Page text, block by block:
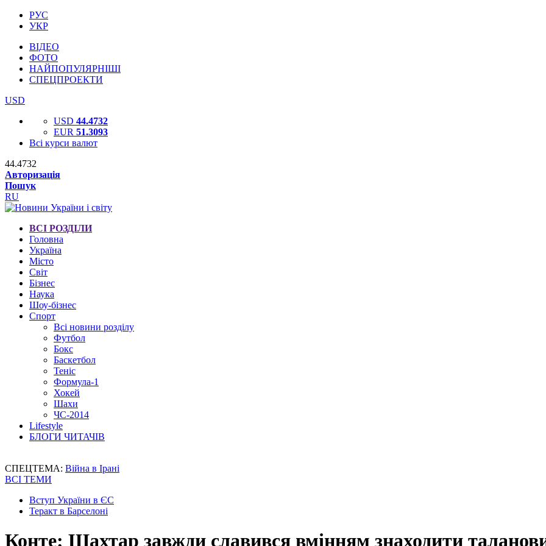
РУС
УКР
ВІДЕО
ФОТО
НАЙПОПУЛЯРНІШІ
СПЕЦПРОЕКТИ
USD
USD 44.4732
EUR 51.3093
Всі курси валют
44.4732
Авторизація
Пошук
RU
ВСІ РОЗДІЛИ
Головна
Україна
Місто
Світ
Бізнес
Наука
Шоу-бізнес
Спорт
Всі новини розділу
Футбол
Бокс
Баскетбол
Теніс
Формула-1
Хокей
Шахи
ЧС-2014
Lifestyle
БЛОГИ ЧИТАЧІВ
СПЕЦТЕМА: Війна в Ірані
ВСІ ТЕМИ
Вступ України в ЄС
Теракт в Барселоні
Конте: Шахтар завжди славився вмінням знаходити